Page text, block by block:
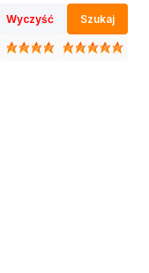
Wyczyść Szukaj